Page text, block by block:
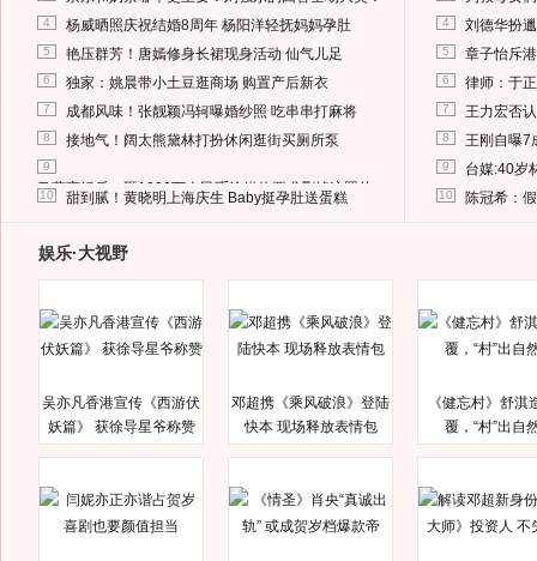
4 杨威晒照庆祝结婚8周年 杨阳洋轻抚妈妈孕肚
5 艳压群芳！唐嫣修身长裙现身活动 仙气儿足
6 独家：姚晨带小土豆逛商场 购置产后新衣
7 成都风味！张靓颖冯轲曝婚纱照 吃串串打麻将
8 接地气！阔太熊黛林打扮休闲逛街买厕所泵
9
马蓉离婚后，砸1000万人民币给媒体要求删掉这照片
10 甜到腻！黄晓明上海庆生 Baby挺孕肚送蛋糕
4 刘德华扮
5 章子怡斥
6 律师：于
7 王力宏否
8 王刚自曝7
9 台媒:40岁
10 陈冠希：
娱乐·大视野
吴亦凡香港宣传《西游伏
妖篇》 获徐导星爷称赞
邓超携《乘风破浪》登陆
快本 现场释放表情包
《健忘村》舒淇
覆，“村”出自